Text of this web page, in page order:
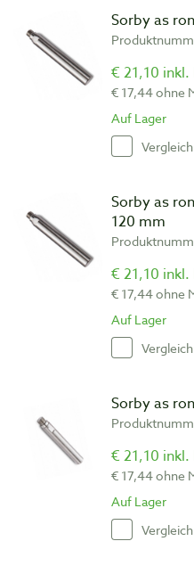
Sorby as
€ 21,10
€ 17,44 ohne
Auf Lager
Vergleich
Sorby as
120 mm
€ 21,10
€ 17,44 ohne
Auf Lager
Vergleich
Sorby as
€ 21,10
€ 17,44 ohne
Auf Lager
Vergleich